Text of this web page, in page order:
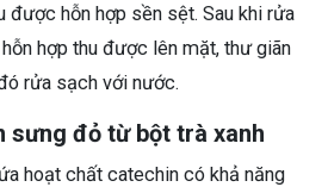
được hỗn hợp sền sệt. Sau khi rửa
hợp thu được lên mặt, thư giãn
rửa sạch với nước.
sưng đỏ từ bột trà xanh
hoạt chất catechin có khả năng